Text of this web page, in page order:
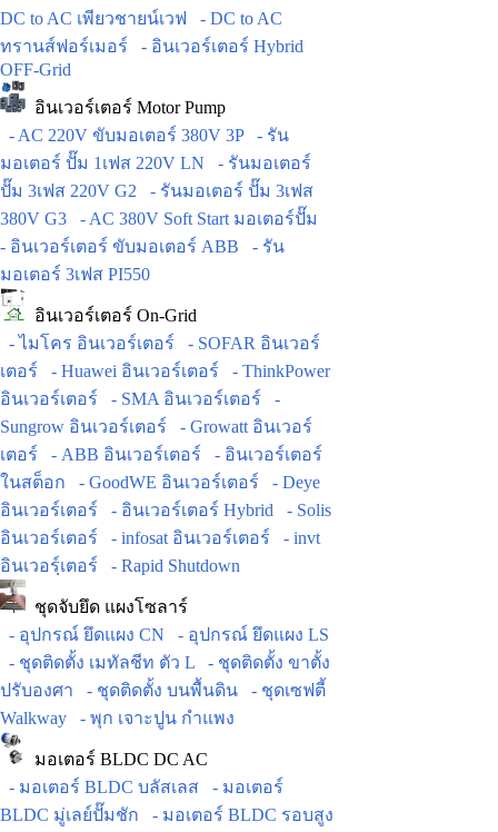
DC to AC เพียวชายน์เวฟ
- DC to AC
ทรานส์ฟอร์เมอร์
- อินเวอร์เตอร์ Hybrid
OFF-Grid
อินเวอร์เตอร์ Motor Pump
- AC 220V ขับมอเตอร์ 380V 3P
- รัน
มอเตอร์ ปั๊ม 1เฟส 220V LN
- รันมอเตอร์
ปั๊ม 3เฟส 220V G2
- รันมอเตอร์ ปั๊ม 3เฟส
380V G3
- AC 380V Soft Start มอเตอร์ปั๊ม
- อินเวอร์เตอร์ ขับมอเตอร์ ABB
- รัน
มอเตอร์ 3เฟส PI550
อินเวอร์เตอร์ On-Grid
- ไมโคร อินเวอร์เตอร์
- SOFAR อินเวอร์
เตอร์
- Huawei อินเวอร์เตอร์
- ThinkPower
อินเวอร์เตอร์
- SMA อินเวอร์เตอร์
-
Sungrow อินเวอร์เตอร์
- Growatt อินเวอร์
เตอร์
- ABB อินเวอร์เตอร์
- อินเวอร์เตอร์
ในสต็อก
- GoodWE อินเวอร์เตอร์
- Deye
อินเวอร์เตอร์
- อินเวอร์เตอร์ Hybrid
- Solis
อินเวอร์เตอร์
- infosat อินเวอร์เตอร์
- invt
อินเวอร์ฺเตอร์
- Rapid Shutdown
ชุดจับยึด แผงโซลาร์
- อุปกรณ์ ยึดแผง CN
- อุปกรณ์ ยึดแผง LS
- ชุดติดตั้ง เมทัลชีท ตัว L
- ชุดติดตั้ง ขาตั้ง
ปรับองศา
- ชุดติดตั้ง บนพื้นดิน
- ชุดเซฟตี้
Walkway
- พุก เจาะปูน กำแพง
มอเตอร์ BLDC DC AC
- มอเตอร์ BLDC บลัสเลส
- มอเตอร์
BLDC มู่เลย์ปั๊มชัก
- มอเตอร์ BLDC รอบสูง